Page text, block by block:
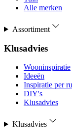
Alle merken
Assortiment
Klusadvies
Wooninspiratie
Ideeën
Inspiratie per
DIY's
Klusadvies
Klusadvies